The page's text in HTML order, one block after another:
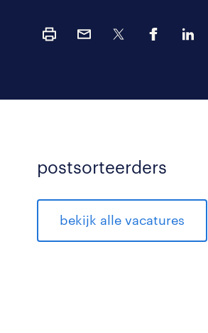
postsorteerders
bekijk alle vacatures